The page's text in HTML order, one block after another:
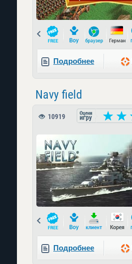
Prev
Подробнее
Navy field
10919
Prev
Подробнее